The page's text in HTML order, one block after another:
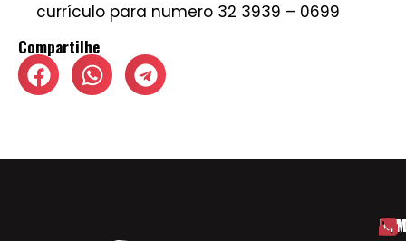
currículo para numero 32 3939 – 0699
Compartilhe